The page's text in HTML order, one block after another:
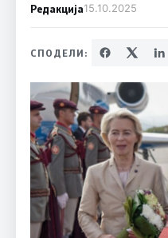
Редакција15.10.2025
СПОДЕЛИ: